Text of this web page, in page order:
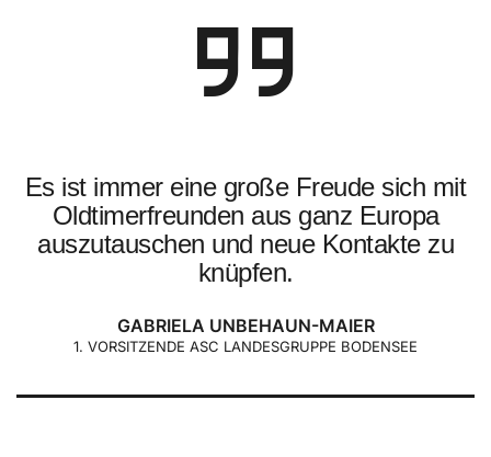
Es ist immer eine große Freude sich mit
Oldtimerfreunden aus ganz Europa
auszutauschen und neue Kontakte zu
knüpfen.
GABRIELA UNBEHAUN-MAIER
1. VORSITZENDE ASC LANDESGRUPPE BODENSEE